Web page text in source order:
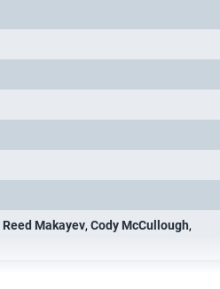
Reed Makayev, Cody McCullough,